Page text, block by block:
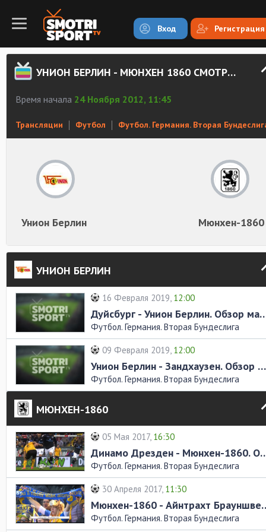
Вход Регистрация
УНИОН БЕРЛИН - МЮНХЕН 1860 СМОТРЕТЬ ОНЛАЙН
Время начала 24 Ноября 2012, 11:45
Трансляции Футбол Футбол. Германия. Вторая
Унион Берлин Мюнхен-1860
УНИОН БЕРЛИН
16 Февраля 2019, 12:00
Дуйсбург - Унион
Футбол. Германия. Вторая Бундеслига
09 Февраля 2019, 12:00
Унион Берлин - Зандхаузен. Обзор матча
Футбол. Германия. Вторая Бундеслига
МЮНХЕН-1860
05 Мая 2017, 16:30
Динамо Дрезден -
Футбол. Германия. Вторая Бундеслига
30 Апреля 2017, 11:30
Мюнхен-1860 -
Футбол. Германия. Вторая Бундеслига